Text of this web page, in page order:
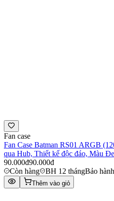
Fan case
Fan Case Batman RS01 ARGB
qua Hub, Thiết kế độc đáo, Màu
90.000đ90.000đ
Còn hàng
BH 12 thángBảo
Thêm vào giỏ